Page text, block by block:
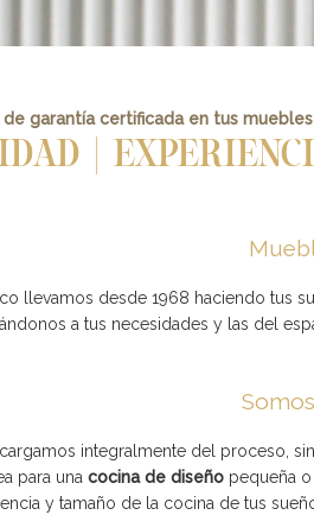
de garantía certificada en tus
|
llevamos desde 1968 haciendo tus
a tus necesidades y las del
integralmente del proceso,
para una cocina de diseñopequeña o
y tamaño de la cocina de tus